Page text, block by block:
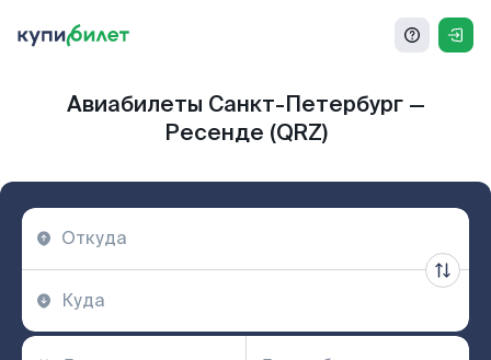
Авиабилеты Санкт-Петербург —
Ресенде (QRZ)